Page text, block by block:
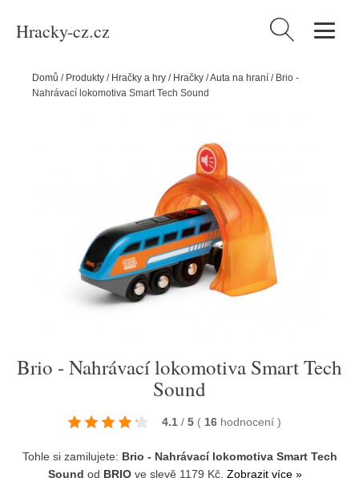
Hracky-cz.cz Vyhledávání
Domů / Produkty / Hračky a hry / Hračky /Auta na hraní / Brio -
Nahrávací lokomotiva Smart Tech Sound
Brio - Nahrávací lokomotiva Smart Tech
Sound
4.1 / 5 ( 16 hodnocení )
Tohle si zamilujete: Brio - Nahrávací lokomotiva Smart Tech
Sound od BRIOve slevě 1179 Kč. Zobrazit více »